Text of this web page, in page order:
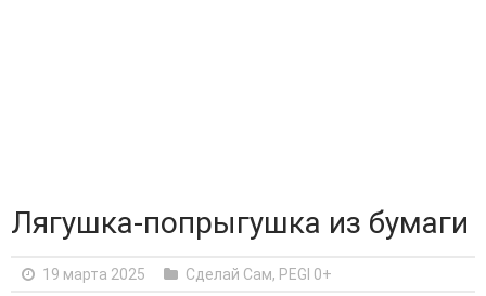
Лягушка-попрыгушка из бумаги
19 марта 2025 Сделай Сам, PEGI 0+